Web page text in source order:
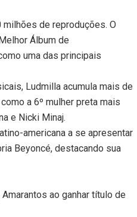
de reproduções. O
Álbum de
uma das principais
Ludmilla acumula mais de
a 6º mulher preta mais
e Nicki Minaj.
americana a se apresentar
Beyoncé, destacando sua
ao ganhar título de